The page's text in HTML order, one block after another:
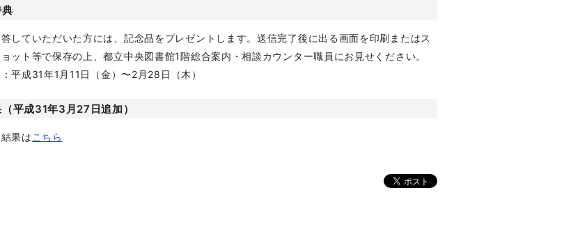
していただいた方には、記念品をプレゼントします。送信完了後に出る画面を印刷またはス
ット等で保存の上、都立中央図書館1階総合案内・相談カウンター職員にお見せください。
平成31年1月11日（金）〜2月28日（木）
平成31年3月27日追加）
果は こちら